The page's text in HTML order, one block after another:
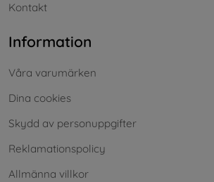
Kontakt
Information
Våra varumärken
Dina cookies
Skydd av personuppgifter
Reklamationspolicy
Allmänna villkor